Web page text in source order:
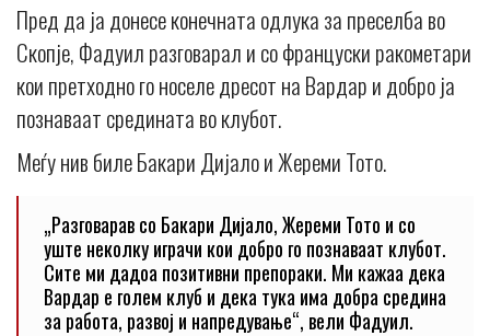
Пред да ја донесе конечната одлука за преселба во
Скопје, Фадуил разговарал и со француски ракометари
кои претходно го носеле дресот на Вардар и добро ја
познаваат средината во клубот.
Меѓу нив биле Бакари Дијало и Жереми Тото.
„Разговарав со Бакари Дијало, Жереми Тото и со
уште неколку играчи кои добро го познаваат клубот.
Сите ми дадоа позитивни препораки. Ми кажаа дека
Вардар е голем клуб и дека тука има добра средина
за работа, развој и напредување“, вели Фадуил.